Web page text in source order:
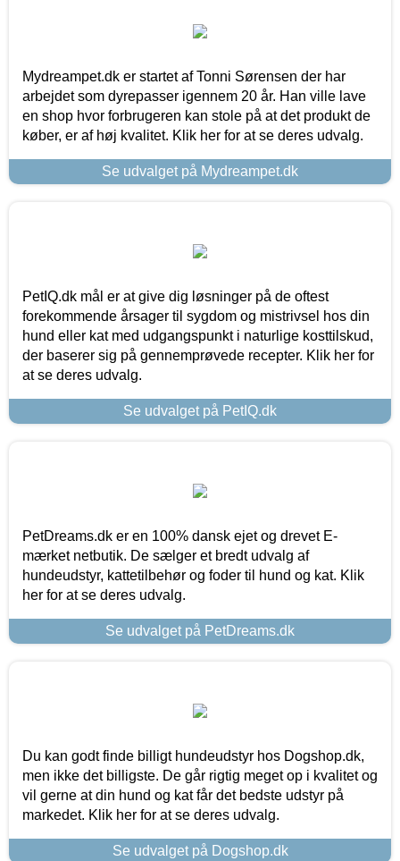
Mydreampet.dk er startet af Tonni Sørensen der har
arbejdet som dyrepasser igennem 20 år. Han ville lave
en shop hvor forbrugeren kan stole på at det produkt de
køber, er af høj kvalitet. Klik her for at se deres udvalg.
Se udvalget på Mydreampet.dk
PetIQ.dk mål er at give dig løsninger på de oftest
forekommende årsager til sygdom og mistrivsel hos din
hund eller kat med udgangspunkt i naturlige kosttilskud,
der baserer sig på gennemprøvede recepter. Klik her for
at se deres udvalg.
Se udvalget på PetIQ.dk
PetDreams.dk er en 100% dansk ejet og drevet E-
mærket netbutik. De sælger et bredt udvalg af
hundeudstyr, kattetilbehør og foder til hund og kat. Klik
her for at se deres udvalg.
Se udvalget på PetDreams.dk
Du kan godt finde billigt hundeudstyr hos Dogshop.dk,
men ikke det billigste. De går rigtig meget op i kvalitet og
vil gerne at din hund og kat får det bedste udstyr på
markedet. Klik her for at se deres udvalg.
Se udvalget på Dogshop.dk